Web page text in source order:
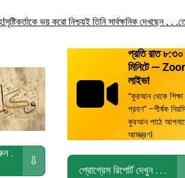
ভয় করো নিশ্চয়ই তিনি সার্বক্ষনিক দেখছেন . . .তোমরা
.
⇩
প্রতি রাত ৮:৩০
মিনিটে —
লাইভ!
“কুরআন থেকে শিক্ষা
গ্রহণ” -শীর্ষক
কুরআন পাঠে
আমন্ত্রণ।
প্রোগ্রেস রিপোর্ট দেখুন . . .